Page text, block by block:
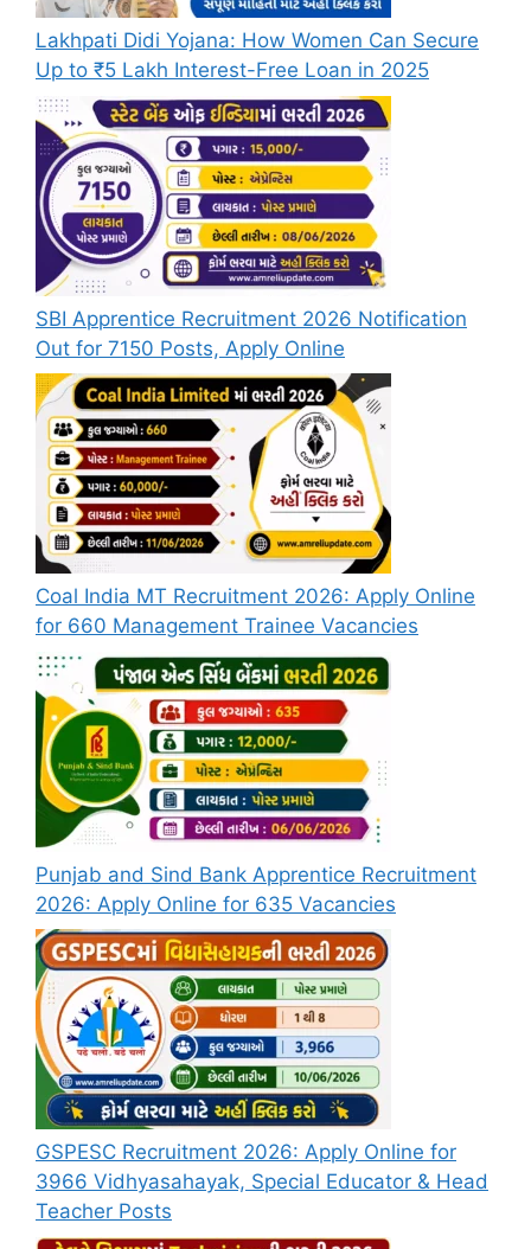
Lakhpati Didi Yojana: How Women Can Secure
Up to ₹5 Lakh Interest-Free Loan in 2025
SBI Apprentice Recruitment 2026 Notification
Out for 7150 Posts, Apply Online
Coal India MT Recruitment 2026: Apply Online
for 660 Management Trainee Vacancies
Punjab and Sind Bank Apprentice Recruitment
2026: Apply Online for 635 Vacancies
GSPESC Recruitment 2026: Apply Online for
3966 Vidhyasahayak, Special Educator & Head
Teacher Posts